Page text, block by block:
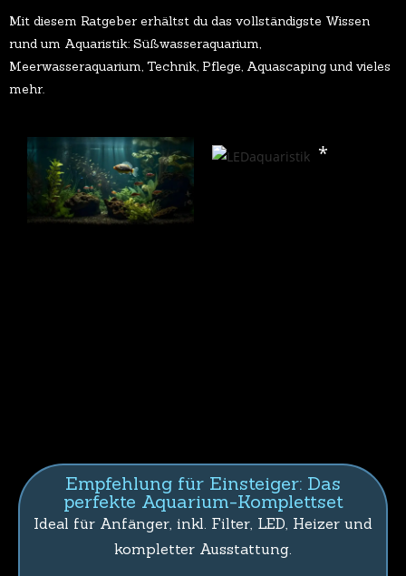
Mit diesem Ratgeber erhältst du das vollständigste Wissen
rund um Aquaristik: Süßwasseraquarium,
Meerwasseraquarium, Technik, Pflege, Aquascaping und vieles
mehr.
*
Empfehlung für Einsteiger: Das
perfekte Aquarium-Komplettset
Ideal für Anfänger, inkl. Filter, LED, Heizer und
kompletter Ausstattung.